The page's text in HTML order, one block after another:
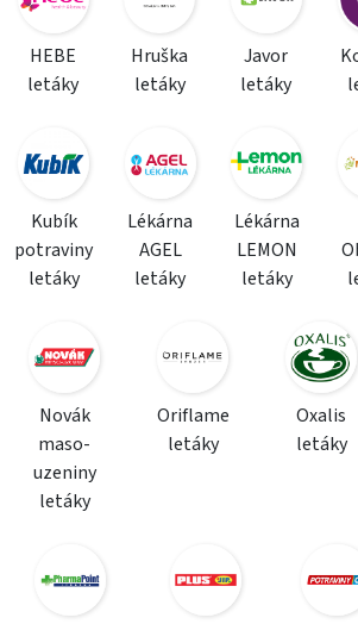
HEBE
letáky
Hruška
letáky
Javor
letáky
Kubík
potraviny
letáky
Lékárna
AGEL
letáky
Lékárna
LEMON
letáky
Novák
maso-
uzeniny
letáky
Oriflame
letáky
Oxalis
letáky